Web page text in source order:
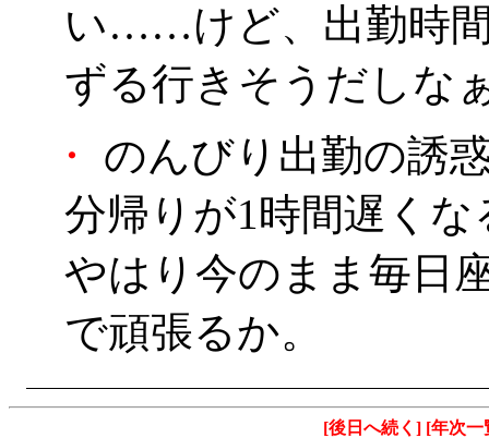
い……けど、出勤時
ずる行きそうだしな
・
のんびり出勤の誘
分帰りが1時間遅く
やはり今のまま毎日
で頑張るか。
[後日へ続く] [年次一